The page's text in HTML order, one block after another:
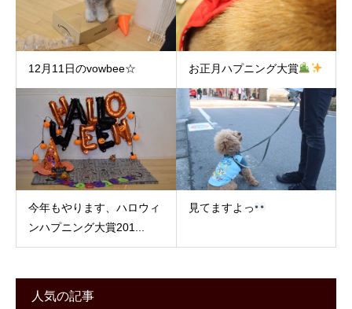
12月11日のvowbee☆ お正月ハプニング大賞
今年もやります、ハロウィ
ンハプニング大賞201...
見てますよっ
人気の記事